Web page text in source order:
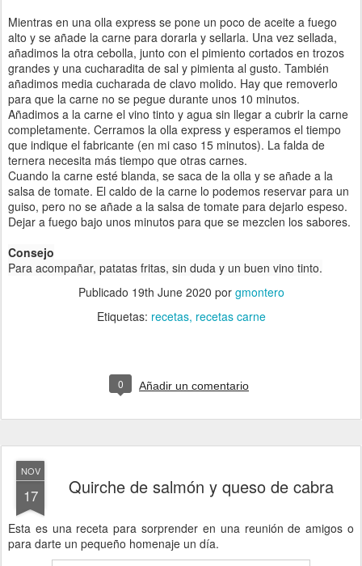
Mientras en una olla express se pone un poco de aceite a fuego
alto y se añade la carne para dorarla y sellarla. Una vez sellada,
añadimos la otra cebolla, junto con el pimiento cortados en trozos
grandes y una cucharadita de sal y pimienta al gusto. También
añadimos media cucharada de clavo molido. Hay que removerlo
para que la carne no se pegue durante unos 10 minutos.
Añadimos a la carne el vino tinto y agua sin llegar a cubrir la carne
completamente. Cerramos la olla express y esperamos el tiempo
que indique el fabricante (en mi caso 15 minutos). La falda de
ternera necesita más tiempo que otras carnes.
Cuando la carne esté blanda, se saca de la olla y se añade a la
salsa de tomate. El caldo de la carne lo podemos reservar para un
guiso, pero no se añade a la salsa de tomate para dejarlo espeso.
Dejar a fuego bajo unos minutos para que se mezclen los sabores.
Consejo
Para acompañar, patatas fritas, sin duda y un buen vino tinto.
Publicado 19th June 2020 por gmontero
Etiquetas: recetas recetas carne
0 Añadir un comentario
NOV
17 Quirche de salmón y queso de cabra
Esta es una receta para sorprender en una reunión de amigos o
para darte un pequeño homenaje un día.